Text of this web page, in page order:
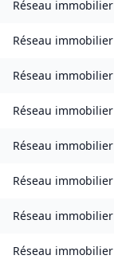
Réseau immobilier
Réseau immobilier
Réseau immobilier
Réseau immobilier
Réseau immobilier
Réseau immobilier
Réseau immobilier
Réseau immobilier